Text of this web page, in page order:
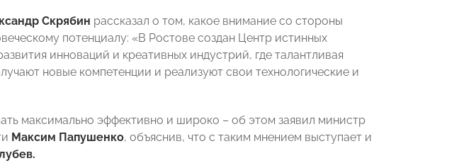
Скрябин рассказал о том, какое внимание со стороны
потенциалу: «В Ростове создан Центр истинных
инноваций и креативных индустрий, где талантливая
новые компетенции и реализуют свои технологические и
максимально эффективно и широко – об этом заявил министр
Максим Папушенко, объяснив, что с таким мнением выступает и